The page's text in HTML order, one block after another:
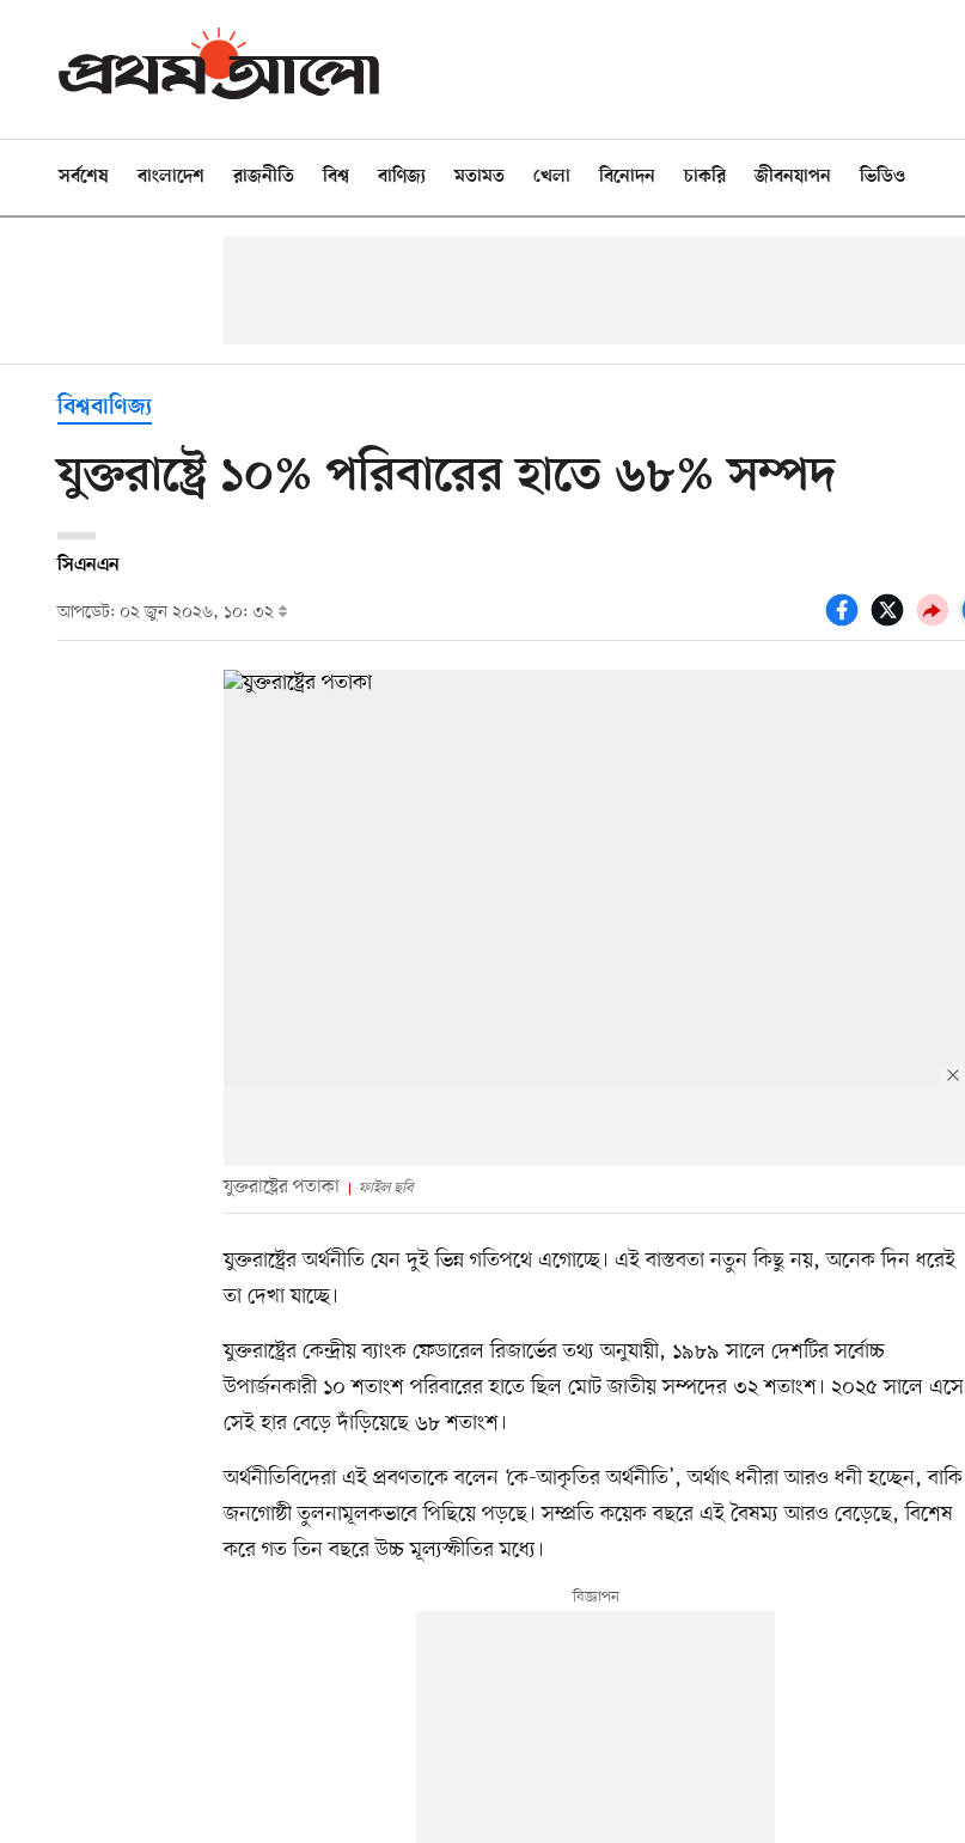
সর্বশেষ বাংলাদেশ রাজনীতি বিশ্ব বাণিজ্য মতামত খেলা বিনোদন চাকরি জীবনযাপন ভিডিও
বিশ্ববাণিজ্য
যুক্তরাষ্ট্রে ১০% পরিবারের হাতে ৬৮% সম্পদ
সিএনএন
আপডেট: ০২ জুন ২০২৬, ১০: ৩২
যুক্তরাষ্ট্রের পতাকা ফাইল ছবি
যুক্তরাষ্ট্রের অর্থনীতি যেন দুই ভিন্ন গতিপথে এগোচ্ছে। এই বাস্তবতা নতুন কিছু নয়, অনেক দিন ধরেই
তা দেখা যাচ্ছে।
যুক্তরাষ্ট্রের কেন্দ্রীয় ব্যাংক ফেডারেল রিজার্ভের তথ্য অনুযায়ী, ১৯৮৯ সালে দেশটির সর্বোচ্চ
উপার্জনকারী ১০ শতাংশ পরিবারের হাতে ছিল মোট জাতীয় সম্পদের ৩২ শতাংশ। ২০২৫ সালে এসে
সেই হার বেড়ে দাঁড়িয়েছে ৬৮ শতাংশ।
অর্থনীতিবিদেরা এই প্রবণতাকে বলেন ‘কে-আকৃতির অর্থনীতি’, অর্থাৎ ধনীরা আরও ধনী হচ্ছেন, বাকি
জনগোষ্ঠী তুলনামূলকভাবে পিছিয়ে পড়ছে। সম্প্রতি কয়েক বছরে এই বৈষম্য আরও বেড়েছে, বিশেষ
করে গত তিন বছরে উচ্চ মূল্যস্ফীতির মধ্যে।